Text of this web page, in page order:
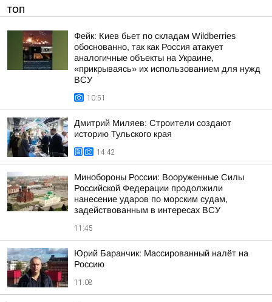
ТОП
Фейк: Киев бьет по складам Wildberries
обоснованно, так как Россия атакует
аналогичные объекты на Украине,
«прикрываясь» их использованием для нужд
ВСУ
10:51
Дмитрий Миляев: Строители создают
историю Тульского края
14:42
Минобороны России: Вооруженные Силы
Российской Федерации продолжили
нанесение ударов по морским судам,
задействованным в интересах ВСУ
11:45
Юрий Баранчик: Массированный налёт на
Россию
11:08